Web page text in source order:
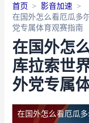
首页
影音加速
在国外怎么看厄瓜多
党专属体育观赛指南
在国外怎
库拉索世
外党专属
在国外怎么看厄瓜